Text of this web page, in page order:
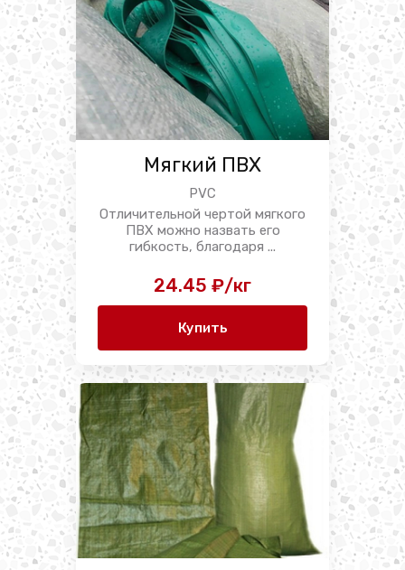
Мягкий ПВХ
PVC
Отличительной чертой мягкого
ПВХ можно назвать его
гибкость, благодаря ...
24.45 ₽/кг
Купить